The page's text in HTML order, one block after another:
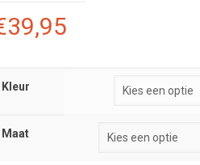
39,95
Kleur
Maat